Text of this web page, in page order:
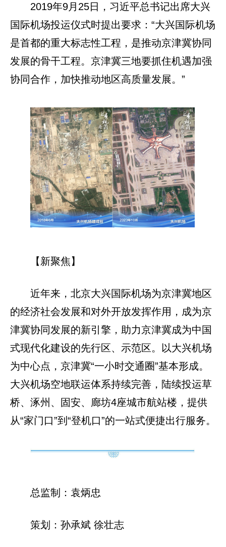
2019年9月25日，习近平总书记出席大兴
国际机场投运仪式时提出要求：“大兴国际机场
是首都的重大标志性工程，是推动京津冀协同
发展的骨干工程。京津冀三地要抓住机遇加强
协同合作，加快推动地区高质量发展。”
【新聚焦】
近年来，北京大兴国际机场为京津冀地区
的经济社会发展和对外开放发挥作用，成为京
津冀协同发展的新引擎，助力京津冀成为中国
式现代化建设的先行区、示范区。以大兴机场
为中心点，京津冀“一小时交通圈”基本形成。
大兴机场空地联运体系持续完善，陆续投运草
桥、涿州、固安、廊坊4座城市航站楼，提供
从“家门口”到“登机口”的一站式便捷出行服务。
总监制：袁炳忠
策划：孙承斌 徐壮志